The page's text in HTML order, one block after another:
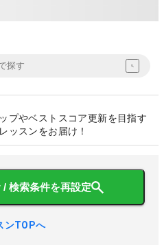
プやベストスコア更新を目指す
ッスンをお届け！
/ 検索条件を再設定
ンTOPへ